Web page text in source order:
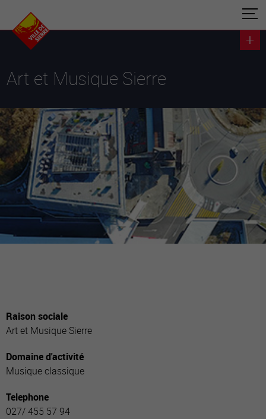
Art et Musique Sierre
Raison sociale
Art et Musique Sierre
Domaine d'activité
Musique classique
Telephone
027/ 455 57 94